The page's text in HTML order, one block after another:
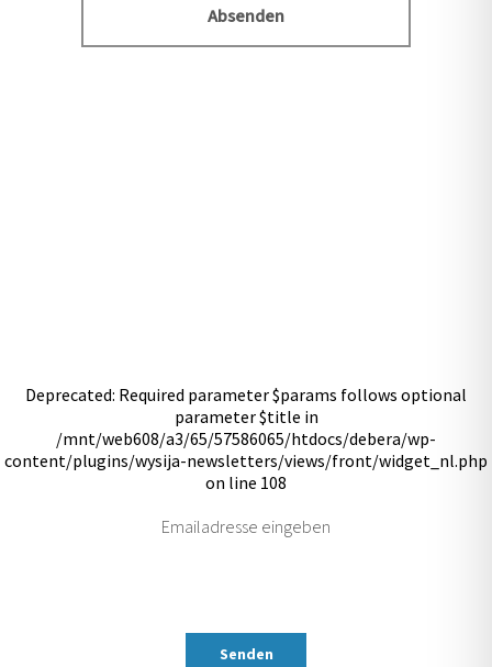
Deprecated: Required parameter $params follows optional
parameter $title in
/mnt/web608/a3/65/57586065/htdocs/debera/wp-
content/plugins/wysija-newsletters/views/front/widget_nl.php
on line 108